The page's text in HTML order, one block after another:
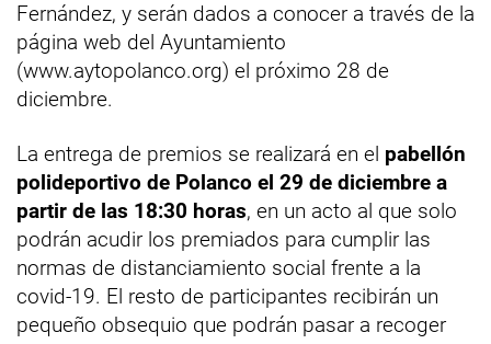
Fernández, y serán dados a conocer a través de la
página web del Ayuntamiento
(www.aytopolanco.org) el próximo 28 de
diciembre.
La entrega de premios se realizará en el pabellón
polideportivo de Polanco el 29 de diciembre a
partir de las 18:30 horas, en un acto al que solo
podrán acudir los premiados para cumplir las
normas de distanciamiento social frente a la
covid-19. El resto de participantes recibirán un
pequeño obsequio que podrán pasar a recoger